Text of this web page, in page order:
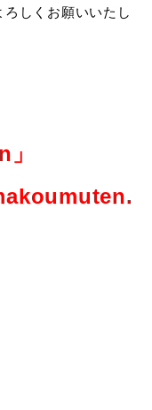
しくお願いいたし